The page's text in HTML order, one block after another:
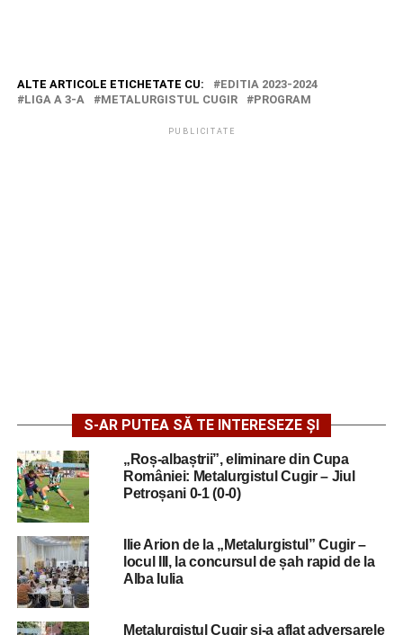
ALTE ARTICOLE ETICHETATE CU:
EDITIA 2023-2024
LIGA A 3-A
METALURGISTUL CUGIR PROGRAM
PUBLICITATE
S-AR PUTEA SĂ TE INTERESEZE ȘI
„Roș-albaștrii”, eliminare din Cupa
României: Metalurgistul Cugir – Jiul
Petroșani 0-1 (0-0)
Ilie Arion de la „Metalurgistul” Cugir –
locul III, la concursul de șah rapid de la
Alba Iulia
Metalurgistul Cugir și-a aflat adversarele